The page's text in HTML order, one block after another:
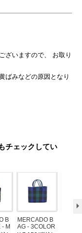
ざいますので、 お取り
ばみなどの原因となり
チェックしてい
B
- M
MERCADO B
AG - 3COLOR